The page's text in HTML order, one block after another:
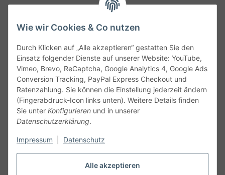
Alle akzeptieren
Wie wir Cookies & Co nutzen
Durch Klicken auf „Alle akzeptieren“ gestatten Sie den
Einsatz folgender Dienste auf unserer Website: YouTube,
Vimeo, Brevo, ReCaptcha, Google Analytics 4, Google Ads
Conversion Tracking, PayPal Express Checkout und
Ratenzahlung. Sie können die Einstellung jederzeit ändern
(Fingerabdruck-Icon links unten). Weitere Details finden
Sie unter Konfigurieren und in unserer
Datenschutzerklärung.
Impressum Datenschutz
Service
Gesetzliche Informationen
Alle technischen Angaben ohne Gewähr. Irrtümer und fehlerhafte
Angaben vorbehalten. Wenn Sie Datenblätter oder spezielle
unseren Kundenservice. Abbildungen der Artikel können